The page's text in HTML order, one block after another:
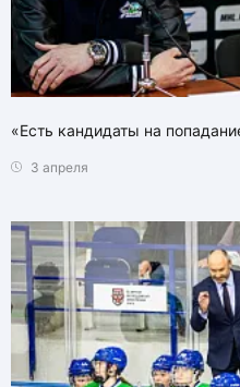
«Есть кандидаты на
3 апреля